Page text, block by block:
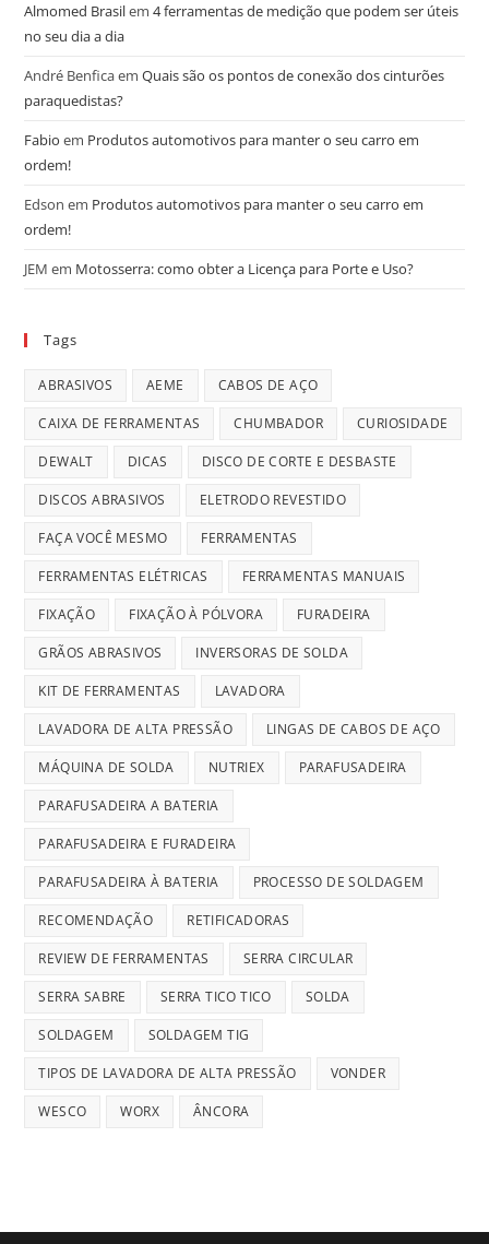
Almomed Brasilem4 ferramentas de medição que podem ser úteis
no seu dia a dia
André BenficaemQuais são os pontos de conexão dos cinturões
paraquedistas?
Fabio em Produtos automotivos para manter o seu carro em
ordem!
Edson em Produtos automotivos para manter o seu carro em
ordem!
JEM em Motosserra: como obter a Licença para Porte e Uso?
Tags
ABRASIVOS AEME CABOS DE AÇO
CAIXA DE FERRAMENTAS CHUMBADOR CURIOSIDADE
DEWALT DICAS DISCO DE CORTE E DESBASTE
DISCOS ABRASIVOS ELETRODO REVESTIDO
FAÇA VOCÊ MESMO FERRAMENTAS
FERRAMENTAS ELÉTRICAS FERRAMENTAS MANUAIS
FIXAÇÃO FIXAÇÃO À PÓLVORA FURADEIRA
GRÃOS ABRASIVOS INVERSORAS DE SOLDA
KIT DE FERRAMENTAS LAVADORA
LAVADORA DE ALTA PRESSÃO LINGAS DE CABOS DE AÇO
MÁQUINA DE SOLDA NUTRIEX PARAFUSADEIRA
PARAFUSADEIRA A BATERIA
PARAFUSADEIRA E FURADEIRA
PARAFUSADEIRA À BATERIA PROCESSO DE SOLDAGEM
RECOMENDAÇÃO RETIFICADORAS
REVIEW DE FERRAMENTAS SERRA CIRCULAR
SERRA SABRE SERRA TICO TICO SOLDA
SOLDAGEM SOLDAGEM TIG
TIPOS DE LAVADORA DE ALTA PRESSÃO VONDER
WESCO WORX ÂNCORA